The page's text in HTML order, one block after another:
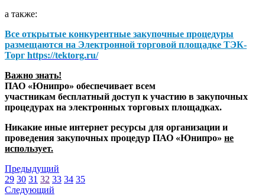
а также:
Все открытые конкурентные закупочные процедуры
размещаются на Электронной торговой площадке ТЭК-
Торг https://tektorg.ru/
Важно знать!
ПАО «Юнипро» обеспечивает всем
участникам бесплатный доступ к участию в закупочных
процедурах на электронных торговых площадках.
Никакие иные интернет ресурсы для организации и
проведения закупочных процедур ПАО «Юнипро» не
использует.
Предыдущий
29 30 31 32 33 34 35
Следующий